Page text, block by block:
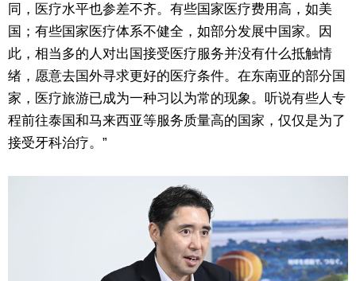
同，医疗水平也参差不齐。有些国家医疗费用高，如美
国；有些国家医疗体系不健全，如部分发展中国家。因
此，相当多的人对出国接受医疗服务并没有什么抵触情
绪，愿意去国外寻求更好的医疗条件。在东南亚的部分国
家，医疗旅游已成为一种习以为常的现象。听说有些人专
程前往泰国和马来西亚等服务质量高的国家，仅仅是为了
接受牙科治疗。”